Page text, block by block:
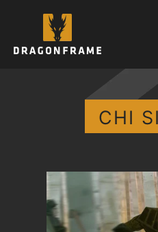
contenuto
CHI